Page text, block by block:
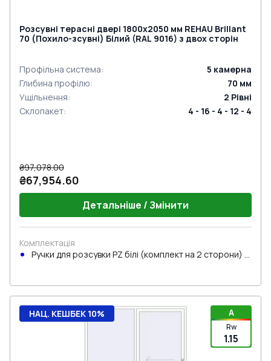
Розсувні терасні двері 1800x2050 мм REHAU Brillant
70 (Похило-зсувні) Білий (RAL 9016) з двох сторін
Профільна система: 5 камерна
Глибина профілю: 70 мм
Ущільнення: 2 Рівні
Склопакет: 4 - 16 - 4 - 12 - 4
₴97,078.00
₴67,954.60
Детальніше / Змінити
Комплектація
Ручки для розсувки PZ білі (комплект на 2 сторони) з
A
Rw
1.15
НАЦ. КЕШБЕК 10%